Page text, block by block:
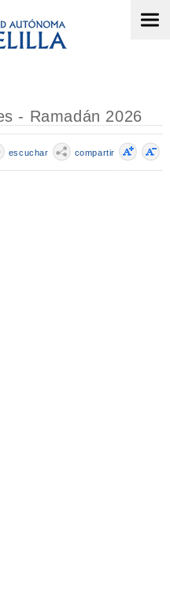
- Ramadán 2026
compartir
escuchar